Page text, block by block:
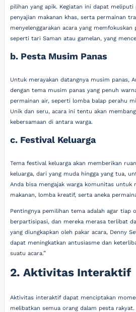
pilihan yang apik. Kegiatan ini dapat
penyajian makanan khas, serta permainan
menyelenggarakan acara yang memfokuskan
seperti tari Saman atau gamelan, yang
b. Pesta Musim Panas
Untuk merayakan datangnya musim panas,
dengan tema musim panas yang penuh
permainan air, seperti lomba balap perahu
Unik dan seru, acara ini tentu akan
kebersamaan di antara warga.
c. Festival Keluarga
Tema festival keluarga akan memberikan
keluarga, dari yang muda hingga yang tua,
Anda bisa mengajak warga komunitas untuk
makanan, lomba kreatif, serta aneka
Pentingnya pemilihan tema adalah agar tiap
berpartisipasi, dan mereka merasa terlibat
yang diungkapkan oleh pakar acara, Denny
dapat meningkatkan antusiasme dan
suatu acara.”
2. Aktivitas Interaktif
Aktivitas interaktif dapat menciptakan
melibatkan semua orang dalam pesta